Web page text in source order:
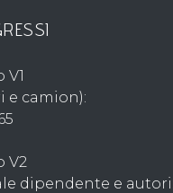
e camion):
V2
dipendente e